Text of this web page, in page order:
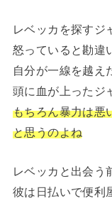
レベッカを探すジ
怒っていると勘違
自分が一線を越え
頭に血が上ったジ
もちろん暴力は悪
と思うのよね
レベッカと出会う
彼は日払いで便利